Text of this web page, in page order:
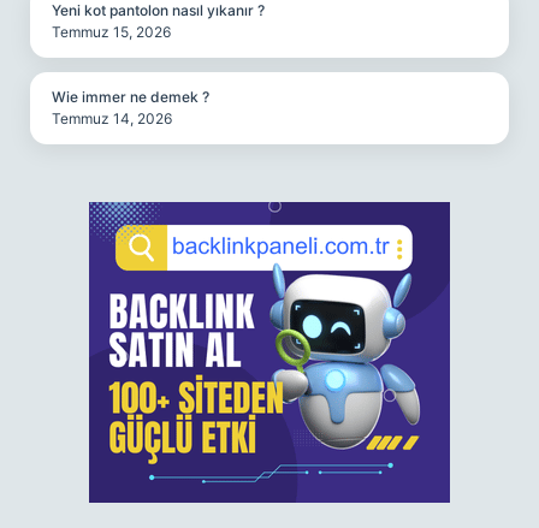
Yeni kot pantolon nasıl yıkanır ?
Temmuz 15, 2026
Wie immer ne demek ?
Temmuz 14, 2026